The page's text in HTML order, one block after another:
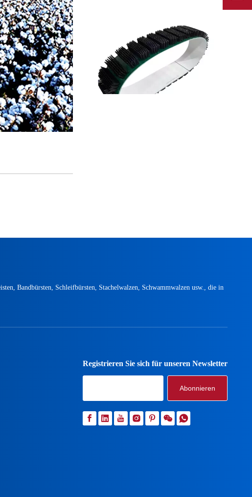
Drahtgewickelte Federbürste
Bandbürsten, Schleifbürsten, Stachelwalzen, Schwammwalzen usw., die in
Registrieren Sie sich für unseren Newsletter
Abonnieren